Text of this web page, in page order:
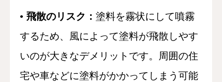
• 飛散のリスク： 塗料を霧状にして噴霧
するため、風によって塗料が飛散しやす
いのが大きなデメリットです。周囲の住
宅や車などに塗料がかかってしまう可能